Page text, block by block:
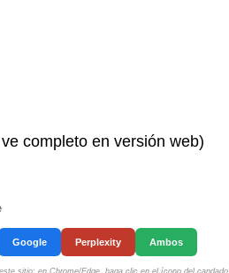
completo en versión web)
Google Perplexity Ambos
sitio: en Chrome/Edge, haga clic en el ícono del candado